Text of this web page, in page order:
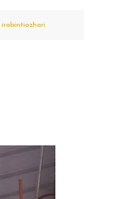
irabintiazhari